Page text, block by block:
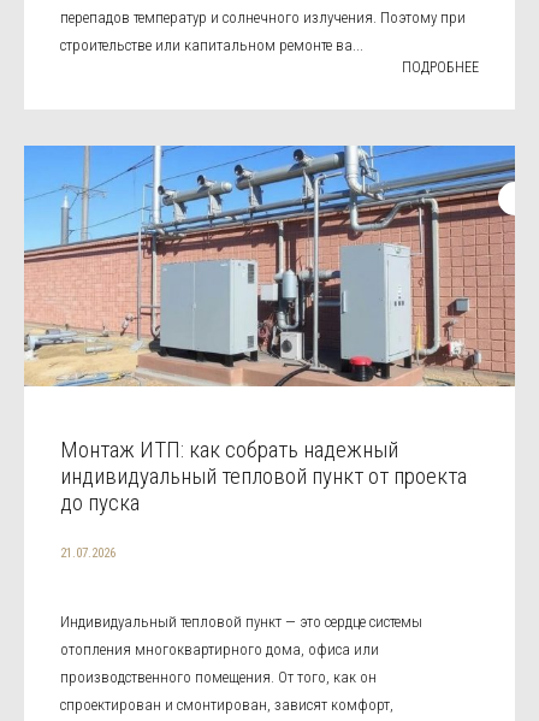
перепадов температур и солнечного излучения. Поэтому при
строительстве или капитальном ремонте ва...
ПОДРОБНЕЕ
Монтаж ИТП: как собрать надежный
индивидуальный тепловой пункт от проекта
до пуска
21.07.2026
Индивидуальный тепловой пункт — это сердце системы
отопления многоквартирного дома, офиса или
производственного помещения. От того, как он
спроектирован и смонтирован, зависят комфорт,